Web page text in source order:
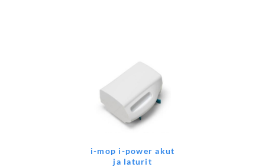
i-mop i-power akut
ja laturit